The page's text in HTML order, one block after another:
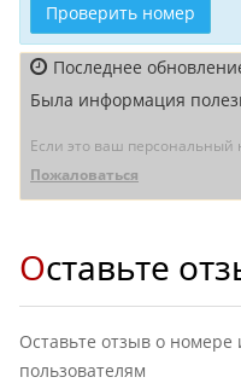
Проверить номер
Последнее
Была информация
Если это ваш
Пожаловаться
Оставьте
Оставьте отзыв о номере
пользователям